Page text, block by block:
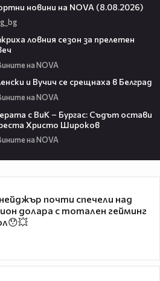
новини на NOVA (8.08.2026)
ловния сезон за прелетен
на NOVA
и Вучич се срещнаха в Белград
на NOVA
с ВиК – Бургас: Съдът остави
Христо Широков
на NOVA
почти спечели над
долара с тотален гейминг